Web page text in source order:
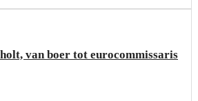
van boer tot eurocommissaris